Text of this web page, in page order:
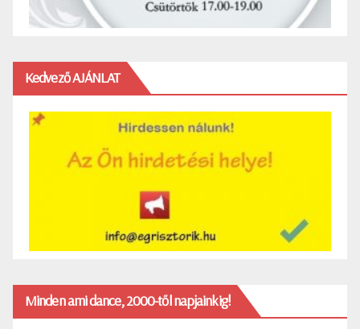
Kedvező AJÁNLAT
Minden ami dance, 2000-től napjainkig!